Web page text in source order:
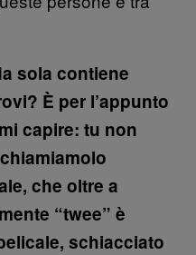
sola contiene
È per l’appunto
capire: tu non
che oltre a
“twee” è
schiacciato